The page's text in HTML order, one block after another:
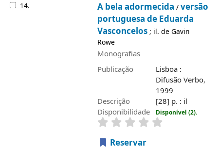
14. A bela adormecida /versão
portuguesa de Eduarda
Vasconcelos; il. de Gavin
Rowe
Monografias
Publicação
Lisboa :
Difusão Verbo,
1999
Descrição
[28] p. : il
Disponibilidade
Disponível (2).
Reservar